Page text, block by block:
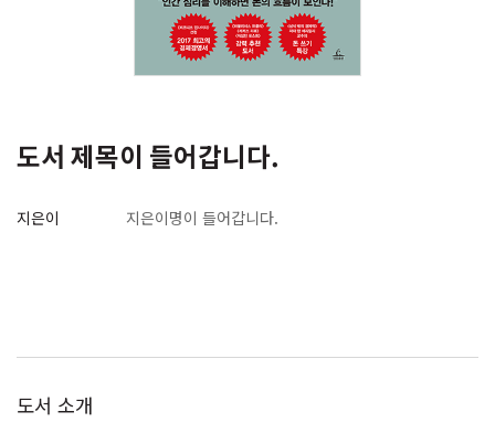
도서 제목이 들어갑니다.
지은이 지은이명이 들어갑니다.
도서 소개